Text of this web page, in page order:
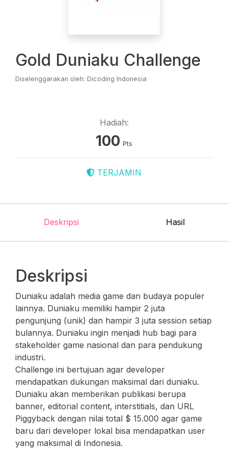
Gold Duniaku Challenge
Diselenggarakan oleh: Dicoding Indonesia
Hadiah:
100 Pts
TERJAMIN
Deskripsi Hasil
Deskripsi
Duniaku adalah media game dan budaya populer
lainnya. Duniaku memiliki hampir 2 juta
pengunjung (unik) dan hampir 3 juta session setiap
bulannya. Duniaku ingin menjadi hub bagi para
stakeholder game nasional dan para pendukung
industri.
Challenge ini bertujuan agar developer
mendapatkan dukungan maksimal dari duniaku.
Duniaku akan memberikan publikasi berupa
banner, editorial content, interstitials, dan URL
Piggyback dengan nilai total $ 15.000 agar game
baru dari developer lokal bisa mendapatkan user
yang maksimal di Indonesia.